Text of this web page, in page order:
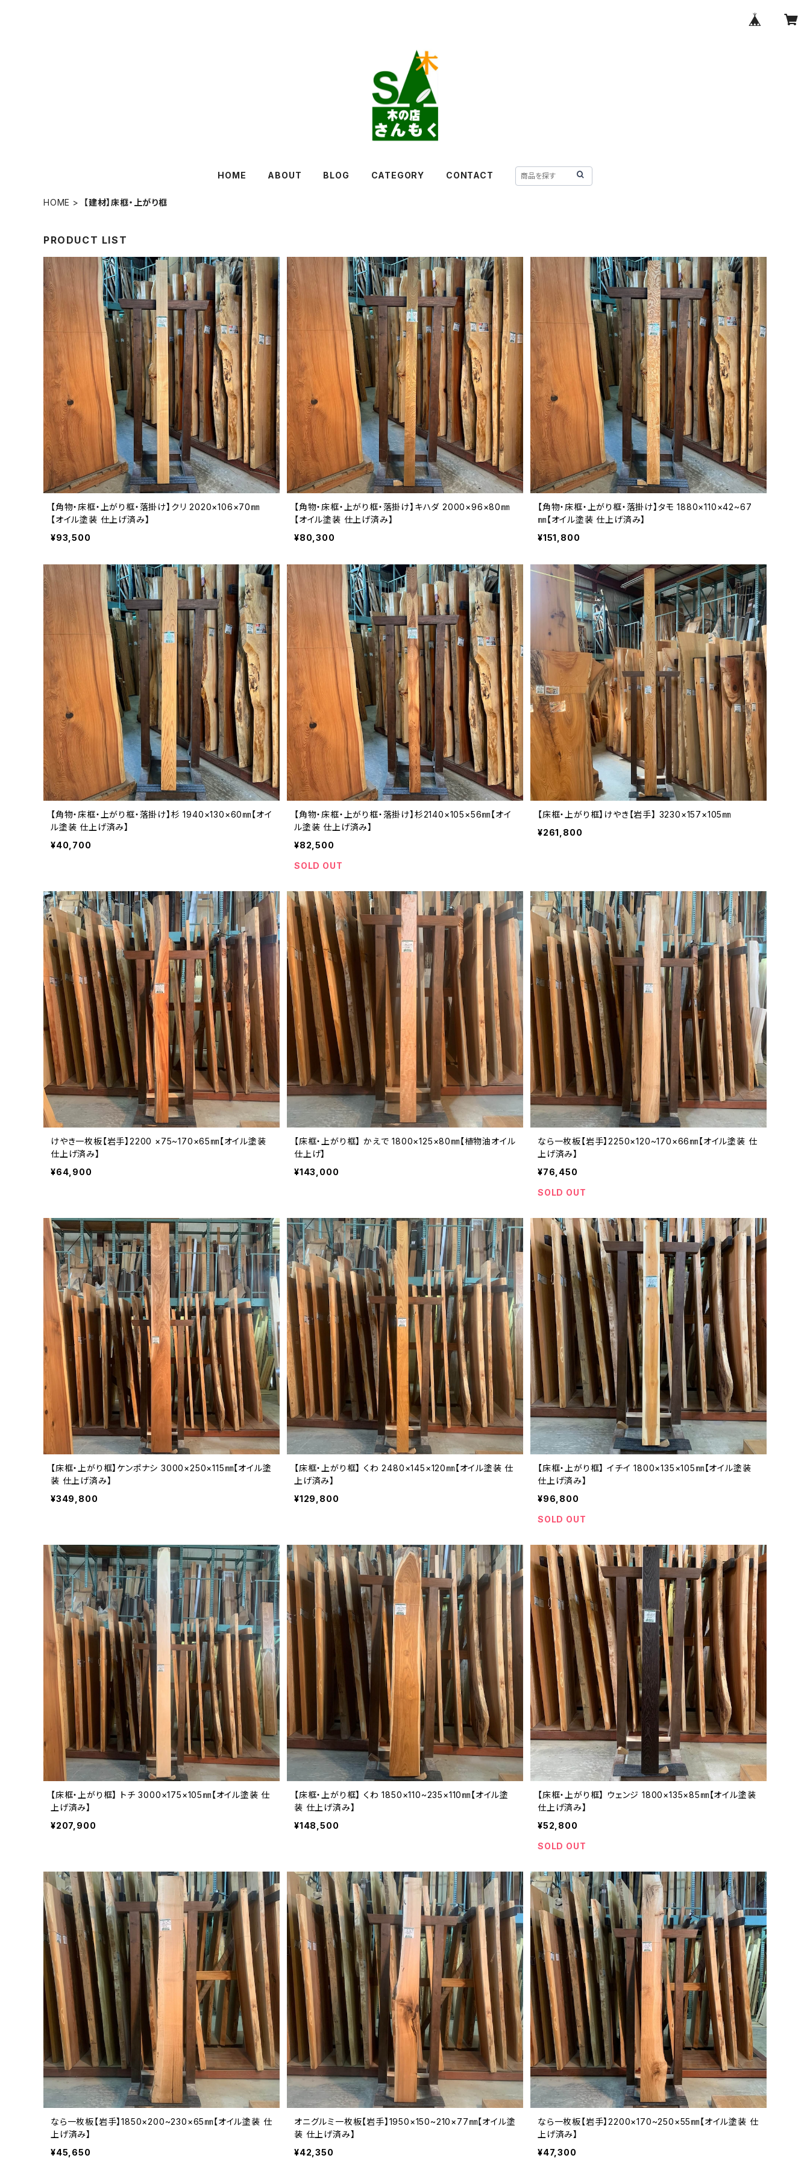
HOME ABOUT BLOG CATEGORY CONTACT
HOME 【建材】床框・上がり框
PRODUCT LIST
【角物・床框・上がり框・落掛け】クリ 2020×106×70㎜
【オイル塗装 仕上げ済み】
¥93,500
【角物・床框・上がり框・落掛け】キハダ 2000×96×80㎜
【オイル塗装 仕上げ済み】
¥80,300
【角物・床框・上がり框・落掛け】タモ 1880×110×42~67
㎜【オイル塗装 仕上げ済み】
¥151,800
【角物・床框・上がり框・落掛け】杉 1940×130×60㎜【オイ
ル塗装 仕上げ済み】
¥40,700
【角物・床框・上がり框・落掛け】杉2140×105×56㎜【オイ
ル塗装 仕上げ済み】
¥82,500
SOLD OUT
【床框・上がり框】けやき【岩手】 3230×157×105㎜
¥261,800
けやき一枚板【岩手】2200 ×75~170×65㎜【オイル塗装
仕上げ済み】
¥64,900
【床框・上がり框】 かえで 1800×125×80㎜【植物油オイル
仕上げ】
¥143,000
なら一枚板【岩手】2250×120~170×66㎜【オイル塗装 仕
上げ済み】
¥76,450
SOLD OUT
【床框・上がり框】ケンポナシ 3000×250×115㎜【オイル塗
装 仕上げ済み】
¥349,800
【床框・上がり框】 くわ 2480×145×120㎜【オイル塗装 仕
上げ済み】
¥129,800
【床框・上がり框】 イチイ 1800×135×105㎜【オイル塗装
仕上げ済み】
¥96,800
SOLD OUT
【床框・上がり框】 トチ 3000×175×105㎜【オイル塗装 仕
上げ済み】
¥207,900
【床框・上がり框】 くわ 1850×110~235×110㎜【オイル塗
装 仕上げ済み】
¥148,500
【床框・上がり框】 ウェンジ 1800×135×85㎜【オイル塗装
仕上げ済み】
¥52,800
SOLD OUT
なら一枚板【岩手】1850×200~230×65㎜【オイル塗装 仕
上げ済み】
¥45,650
オニグルミ一枚板【岩手】1950×150~210×77㎜【オイル塗
装 仕上げ済み】
¥42,350
なら一枚板【岩手】2200×170~250×55㎜【オイル塗装 仕
上げ済み】
¥47,300